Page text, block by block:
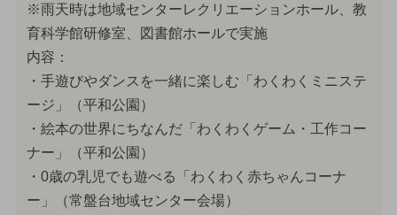
※雨天時は地域センターレクリエーションホール、教
育科学館研修室、図書館ホールで実施
内容：
・手遊びやダンスを一緒に楽しむ「わくわくミニステ
ージ」（平和公園）
・絵本の世界にちなんだ「わくわくゲーム・工作コー
ナー」（平和公園）
・0歳の乳児でも遊べる「わくわく赤ちゃんコーナ
ー」（常盤台地域センター会場）